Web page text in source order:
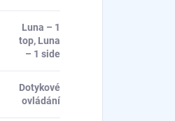
Luna – 1
top, Luna
– 1 side
Dotykové
ovládání